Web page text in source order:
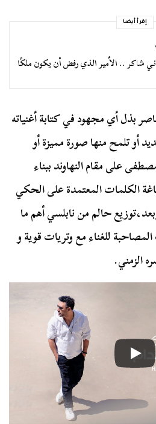
إقرأ أيضا
شاكر .. الأمير الذي رفض أن يكون ملكًا
بذل أي مجهود في كتابة أغنياته
أو تلمح منها صورة مميزة أو
على مقام النهاوند ببناء
الكلمات المعتمدة على الحكي
توزيع حالم من نابلسي أهم ما
للغناء مع وتريات قوية و
الزمني.